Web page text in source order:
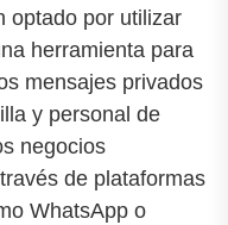
optado por utilizar
herramienta para
mensajes privados
y personal de
negocios
de plataformas
WhatsApp o